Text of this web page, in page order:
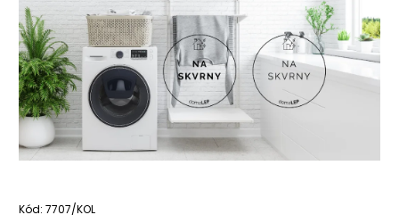
Kód: 7707/KOL